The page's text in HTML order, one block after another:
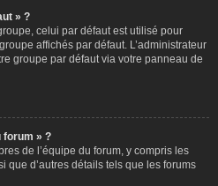
» ?
celui par défaut est utilisé pour
affichés par défaut. L’administrateur
groupe par défaut via votre panneau de
forum » ?
de l’équipe du forum, y compris les
que d’autres détails tels que les forums